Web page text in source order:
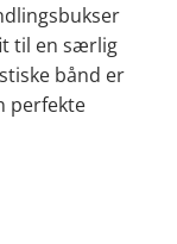
til en særlig
bånd er
perfekte